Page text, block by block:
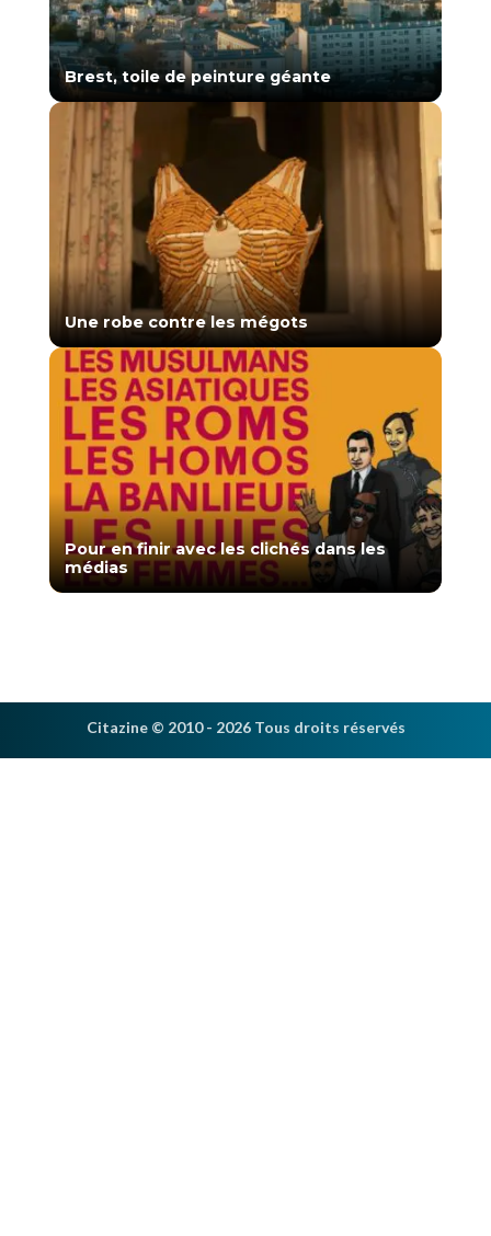
Brest, toile de peinture géante
Une robe contre les mégots
Pour en finir avec les clichés dans les
médias
CitaZine
Contact
Mentions légales
À propos des cookies
Citazine © 2010 - 2026 Tous droits réservés